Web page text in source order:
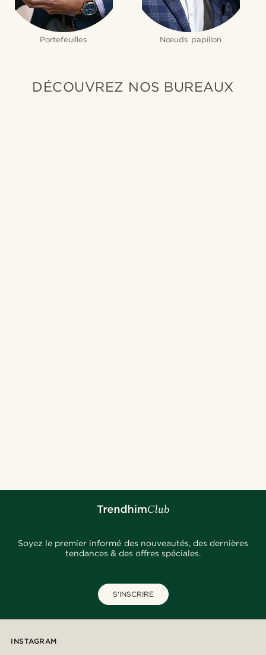
Portefeuilles Nœuds papillon
DÉCOUVREZ NOS BUREAUX
Soyez le premier informé des nouveautés, des dernières
tendances & des offres spéciales.
S'INSCRIRE
INSTAGRAM